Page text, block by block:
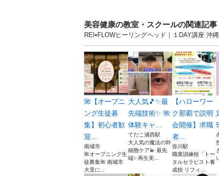
美容健康の教室・スクールの関連記事
REI•FLOWヒーリングヘッド｜１DAY講座 沖
🌺【オープニ
ング生徒募
集】初心者歓
迎...
南城市
🌺オープニング生
徒募集🌺 南城市
大里に...
大人気🎵✨最
先端技術✨ 🌺
体験キャ...
てだこ浦西駅
大人気の魔法の幹
細胞ケア💫 最先
端✨再生美...
【ハローワー
ク那覇で説明
会開催】求職
者...
壺川駅
職業訓練校「トー
タルセラピスト養
成校 リフィ...